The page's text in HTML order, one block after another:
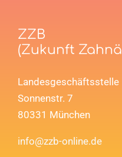
ZZB
(Zukunft
Landesgeschäftsstelle
Sonnenstr. 7
80331 München
info@zzb-online.de